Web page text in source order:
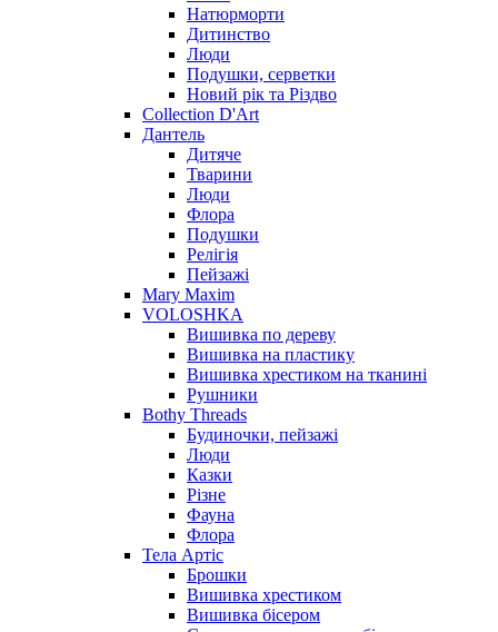
Натюрморти
Дитинство
Люди
Подушки, серветки
Новий рік та Різдво
Collection D'Art
Дантель
Дитяче
Тварини
Люди
Флора
Подушки
Релігія
Пейзажі
Mary Maxim
VOLOSHKA
Вишивка по дереву
Вишивка на пластику
Вишивка хрестиком на тканині
Рушники
Bothy Threads
Будиночки, пейзажі
Люди
Казки
Різне
Фауна
Флора
Тела Артіс
Брошки
Вишивка хрестиком
Вишивка бісером